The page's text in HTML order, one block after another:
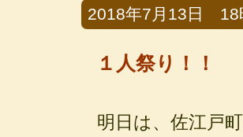
2018年7月13日 18
１人祭り！！
明日は、佐江戸